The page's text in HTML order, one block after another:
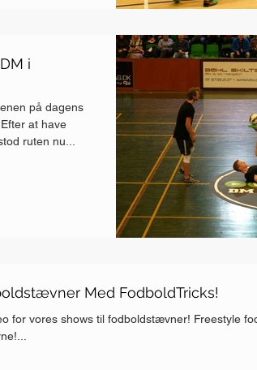
i
på dagens
at have
ruten nu...
Med FodboldTricks!
for vores shows til fodboldstævner! Freestyle